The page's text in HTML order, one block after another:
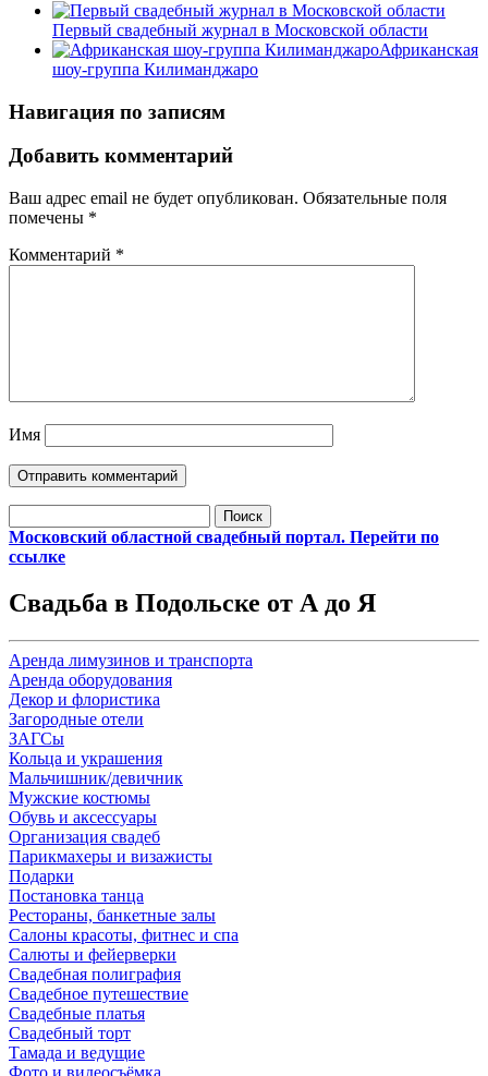
Первый свадебный журнал в Московской области
Африканская
шоу-группа Килиманджаро
Навигация по записям
Добавить комментарий
Ваш адрес email не будет опубликован. Обязательные поля
помечены *
Комментарий *
Имя
Московский областной свадебный портал. Перейти по
ссылке
Свадьба в Подольске от А до Я
Аренда лимузинов и транспорта
Аренда оборудования
Декор и флористика
Загородные отели
ЗАГСы
Кольца и украшения
Мальчишник/девичник
Мужские костюмы
Обувь и аксессуары
Организация свадеб
Парикмахеры и визажисты
Подарки
Постановка танца
Рестораны, банкетные залы
Салоны красоты, фитнес и спа
Салюты и фейерверки
Свадебная полиграфия
Свадебное путешествие
Свадебные платья
Свадебный торт
Тамада и ведущие
Фото и видеосъёмка